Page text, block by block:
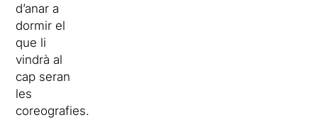
d’anar a
dormir el
que li
vindrà al
cap seran
les
coreografies.